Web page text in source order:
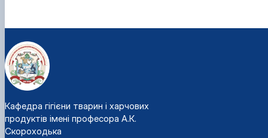
Кафедра гігієни тварин і харчових
продуктів імені професора А.К.
Скороходька